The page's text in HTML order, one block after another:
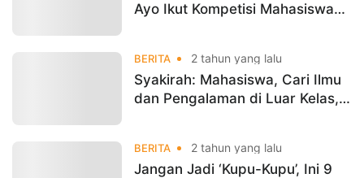
Ayo Ikut Kompetisi Mahasiswa
BERITA 2 tahun yang lalu
Syakirah: Mahasiswa, Cari Ilmu
dan Pengalaman di Luar Kelas,
BERITA 2 tahun yang lalu
Jangan Jadi ‘Kupu-Kupu’, Ini 9